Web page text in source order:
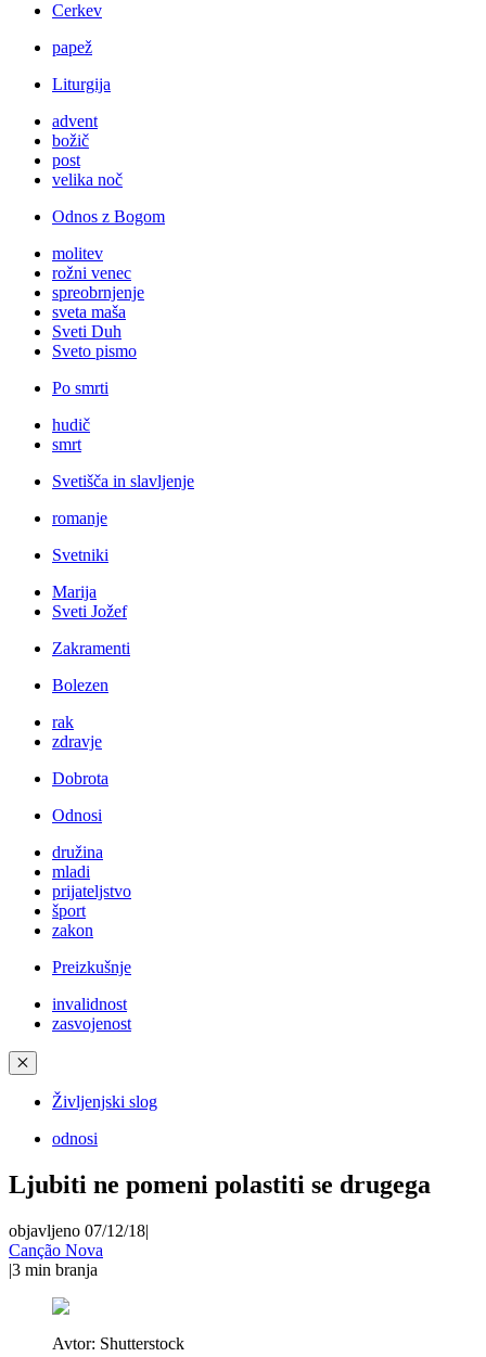
Cerkev
papež
Liturgija
advent
božič
post
velika noč
Odnos z Bogom
molitev
rožni venec
spreobrnjenje
sveta maša
Sveti Duh
Sveto pismo
Po smrti
hudič
smrt
Svetišča in slavljenje
romanje
Svetniki
Marija
Sveti Jožef
Zakramenti
Bolezen
rak
zdravje
Dobrota
Odnosi
družina
mladi
prijateljstvo
šport
zakon
Preizkušnje
invalidnost
zasvojenost
✕
Življenjski slog
odnosi
Ljubiti ne pomeni polastiti se drugega
objavljeno 07/12/18|
Canção Nova
|3 min branja
Avtor: Shutterstock